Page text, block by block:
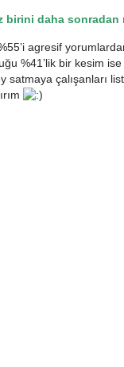
birini daha sonradan
agresif
%41’lik bir kesim
çalışanları